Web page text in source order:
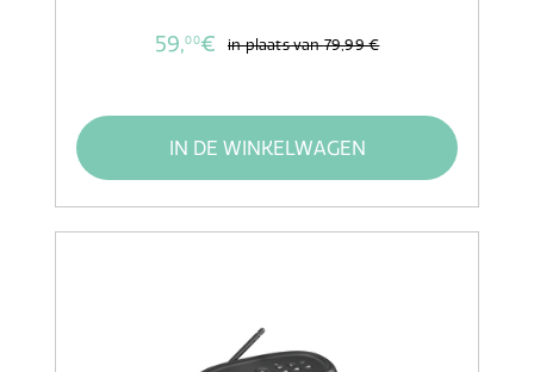
59,00€ in plaats van79,99 €
IN DE WINKELWAGEN